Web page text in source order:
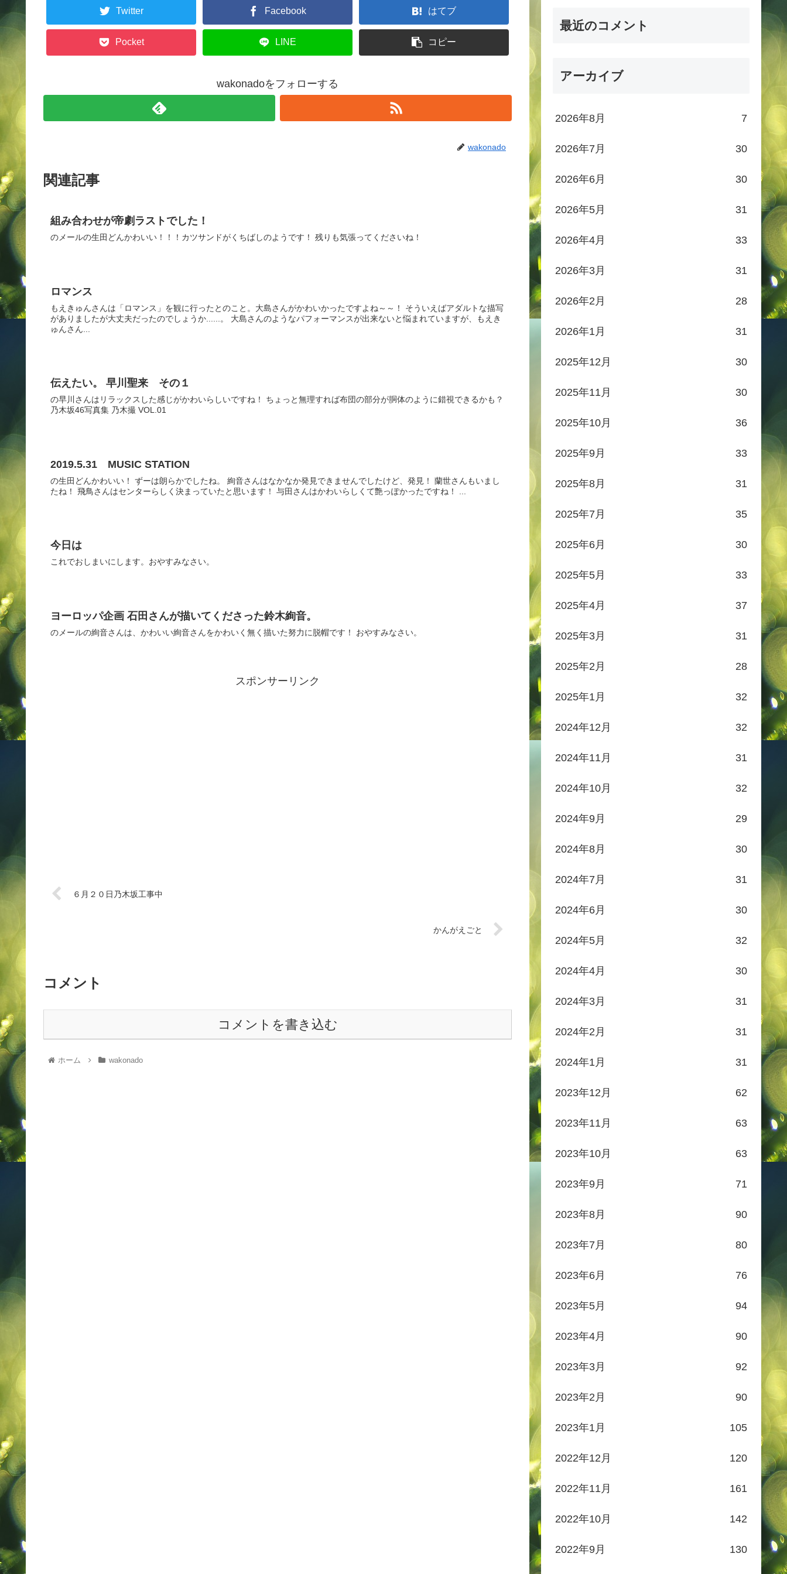
Twitter Facebook はてブ
Pocket LINE コピー
wakonadoをフォローする
wakonado
関連記事
組み合わせが帝劇ラストでした！
のメールの生田どんかわいい！！！カツサンドがくちばしのようです！ 残りも気張ってくださいね！
ロマンス
もえきゅんさんは「ロマンス」を観に行ったとのこと。大島さんがかわいかったですよね～～！ そういえばアダルトな描写
がありましたが大丈夫だったのでしょうか......。 大島さんのようなパフォーマンスが出来ないと悩まれていますが、もえき
ゅんさん...
伝えたい。 早川聖来 その１
の早川さんはリラックスした感じがかわいらしいですね！ ちょっと無理すれば布団の部分が胴体のように錯視できるかも？
乃木坂46写真集 乃木撮 VOL.01
2019.5.31 MUSIC STATION
の生田どんかわいい！ ずーは朗らかでしたね。 絢音さんはなかなか発見できませんでしたけど、発見！ 蘭世さんもいまし
たね！ 飛鳥さんはセンターらしく決まっていたと思います！ 与田さんはかわいらしくて艶っぽかったですね！ ...
今日は
これでおしまいにします。おやすみなさい。
ヨーロッパ企画 石田さんが描いてくださった鈴木絢音。
のメールの絢音さんは、かわいい絢音さんをかわいく無く描いた努力に脱帽です！ おやすみなさい。
スポンサーリンク
６月２０日乃木坂工事中
かんがえごと
コメント
コメントを書き込む
ホーム wakonado
最近のコメント
アーカイブ
2026年8月 7
2026年7月 30
2026年6月 30
2026年5月 31
2026年4月 33
2026年3月 31
2026年2月 28
2026年1月 31
2025年12月 30
2025年11月 30
2025年10月 36
2025年9月 33
2025年8月 31
2025年7月 35
2025年6月 30
2025年5月 33
2025年4月 37
2025年3月 31
2025年2月 28
2025年1月 32
2024年12月 32
2024年11月 31
2024年10月 32
2024年9月 29
2024年8月 30
2024年7月 31
2024年6月 30
2024年5月 32
2024年4月 30
2024年3月 31
2024年2月 31
2024年1月 31
2023年12月 62
2023年11月 63
2023年10月 63
2023年9月 71
2023年8月 90
2023年7月 80
2023年6月 76
2023年5月 94
2023年4月 90
2023年3月 92
2023年2月 90
2023年1月 105
2022年12月 120
2022年11月 161
2022年10月 142
2022年9月 130